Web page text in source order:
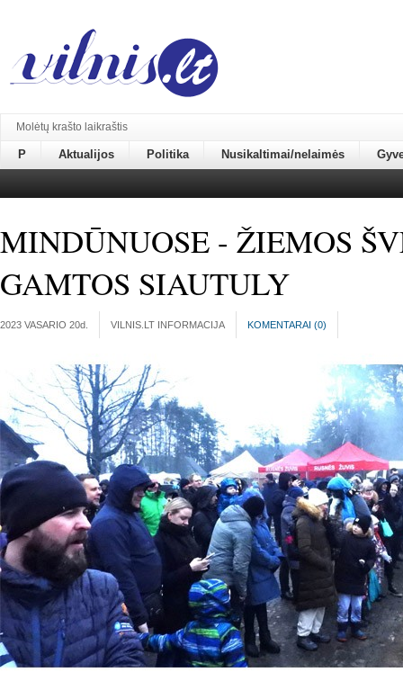
Molėtų krašto laikraštis
P Aktualijos Politika Nusikaltimai/nelaimės
MINDŪNUOSE - ŽIEMOS
GAMTOS SIAUTULY
2023 VASARIO 20d. VILNIS.LT INFORMACIJA KOMENTARAI (0)